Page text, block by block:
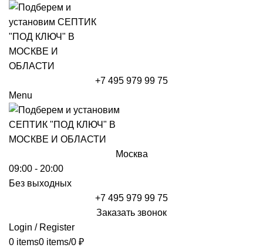
+7 495 979 99 75
Menu
Москва
09:00 - 20:00
Без выходных
+7 495 979 99 75
Заказать звонок
Login / Register
0 items0 items/0 ₽